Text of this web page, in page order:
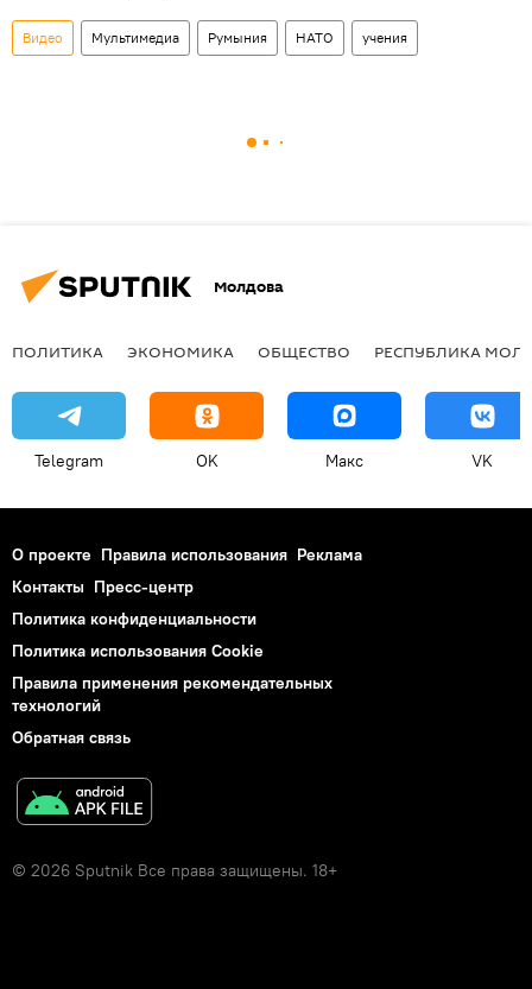
Видео Мультимедиа Румыния НАТО учения
Молдова
ПОЛИТИКА ЭКОНОМИКА ОБЩЕСТВО РЕСПУБЛИКА
Telegram OK Макс VK
О проекте Правила использования Реклама
Контакты Пресс-центр
Политика конфиденциальности
Политика использования Cookie
Правила применения рекомендательных
технологий
Обратная связь
© 2026 Sputnik Все права защищены. 18+